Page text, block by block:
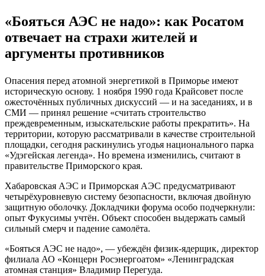
«Бояться АЭС не надо»: как Росатом
отвечает на страхи жителей и
аргументы противников
Опасения перед атомной энергетикой в Приморье имеют
историческую основу. 1 ноября 1990 года Крайсовет после
ожесточённых публичных дискуссий — и на заседаниях, и в
СМИ — принял решение «считать строительство
преждевременным, изыскательские работы прекратить». На
территории, которую рассматривали в качестве строительной
площадки, сегодня раскинулись угодья национального парка
«Удэгейская легенда». Но времена изменились, считают в
правительстве Приморского края.
Хабаровская АЭС и Приморская АЭС предусматривают
четырёхуровневую систему безопасности, включая двойную
защитную оболочку. Докладчики форума особо подчеркнули:
опыт Фукусимы учтён. Объект способен выдержать самый
сильный смерч и падение самолёта.
«Бояться АЭС не надо», — убеждён физик-ядерщик, директор
филиала АО «Концерн Росэнергоатом» «Ленинградская
атомная станция» Владимир Перегуда.